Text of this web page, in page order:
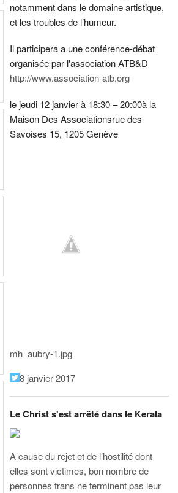
notamment dans le domaine artistique,
et les troubles de l’humeur.
Il participera a une conférence-débat
organisée par l'association ATB&D
http://www.association-atb.org
le jeudi 12 janvier à 18:30 – 20:00à la
Maison Des Associationsrue des
Savoises 15, 1205 Genève
mh_aubry-1.jpg
8 janvier 2017
Le Christ s'est arrêté dans le Kerala
A cause du rejet et de l’hostilité dont
elles sont victimes, bon nombre de
personnes trans ne terminent pas leur